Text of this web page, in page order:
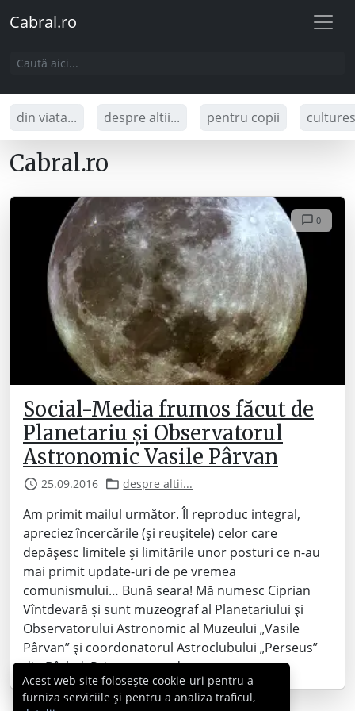
Cabral.ro
din viata... despre altii... pentru copii
Cabral.ro
0
Social-Media frumos făcut de
Planetariu și Observatorul
Astronomic Vasile Pârvan
25.09.2016 despre altii...
Am primit mailul următor. Îl reproduc integral,
apreciez încercările (și reușitele) celor care
depășesc limitele și limitările unor posturi ce n-au
mai primit update-uri de pe vremea
comunismului… Bună seara! Mă numesc Ciprian
Vîntdevară și sunt muzeograf al Planetariului și
Observatorului Astronomic al Muzeului „Vasile
Pârvan” și coordonatorul Astroclubului „Perseus”
din Bârlad. Prin acest mod…
Acest web site folosește cookie-uri pentru a
furniza serviciile și pentru a analiza traficul,